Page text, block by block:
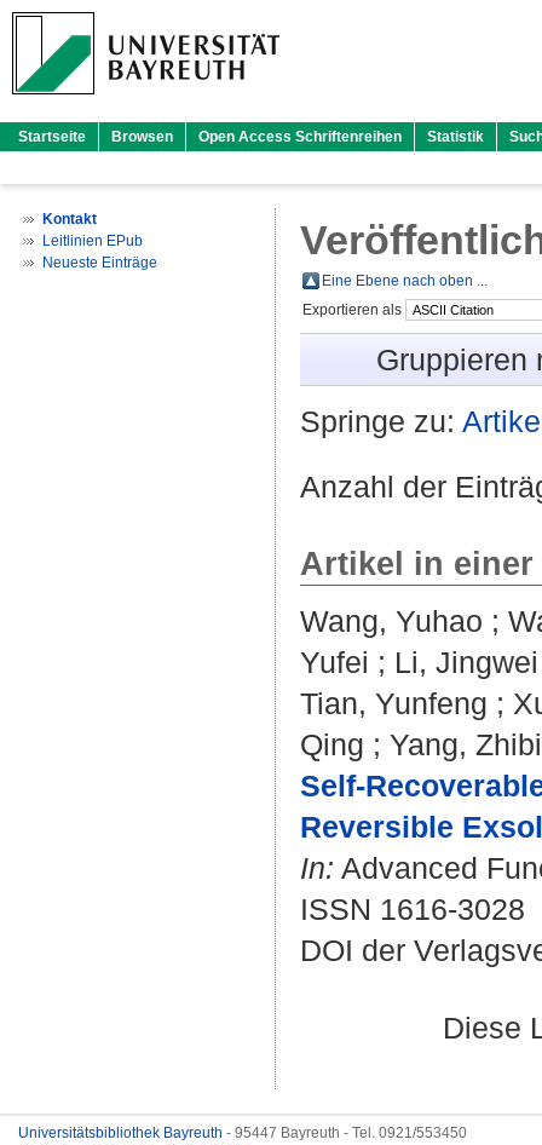
Startseite Browsen Open Access Schriftenreihen Statistik
Kontakt
Leitlinien EPub
Neueste Einträge
Eine Ebene nach oben ...
Exportieren als
Gruppieren
Springe zu:
Anzahl der
Artikel in
Wang, Yuhao ;
Yufei ; Li, Jingwei
Tian, Yunfeng ;
Qing ; Yang,
Self-
Reversible
In: Advanced
ISSN 1616-3028
DOI der
Diese
Universitätsbibliothek Bayreuth - 95447 Bayreuth - Tel. 0921/553450